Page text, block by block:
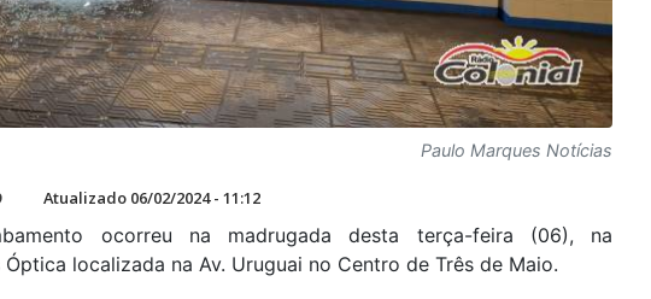
Paulo Marques Notícias
Atualizado 06/02/2024 - 11:12
ocorreu na madrugada desta terça-feira (06), na
Óptica localizada na Av. Uruguai no Centro de Três de Maio.